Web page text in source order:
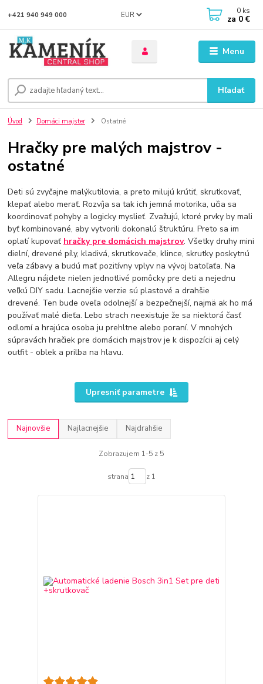
Menu
EUR
Hľadať
+421 940 949 000 0 ks
za 0 €
Úvod Domáci majster Ostatné
Hračky pre malých majstrov -
ostatné
Deti sú zvyčajne malýkutilovia, a preto milujú krútiť, skrutkovať,
klepať alebo merať. Rozvíja sa tak ich jemná motorika, učia sa
koordinovať pohyby a logicky myslieť. Zvažujú, ktoré prvky by mali
byť kombinované, aby vytvorili dokonalú štruktúru. Preto sa im
oplatí kupovať hračky pre domácich majstrov. Všetky druhy mini
dielní, drevené píly, kladivá, skrutkovače, klince, skrutky poskytnú
veľa zábavy a budú mať pozitívny vplyv na vývoj batoľaťa. Na
Allegru nájdete nielen jednotlivé pomôcky pre deti a nejednu
veľkú DIY sadu. Lacnejšie verzie sú plastové a drahšie
drevené. Ten bude oveľa odolnejší a bezpečnejší, najmä ak ho má
používať malé dieťa. Lebo strach neexistuje že sa niektorá časť
odlomí a hrajúca osoba ju prehltne alebo poraní. V mnohých
súpravách hračiek pre domácich majstrov je k dispozícii aj celý
outfit - oblek a prilba na hlavu.
Upresniť parametre
Najnovšie Najlacnejšie Najdrahšie
Zobrazujem 1-5 z 5
strana z 1